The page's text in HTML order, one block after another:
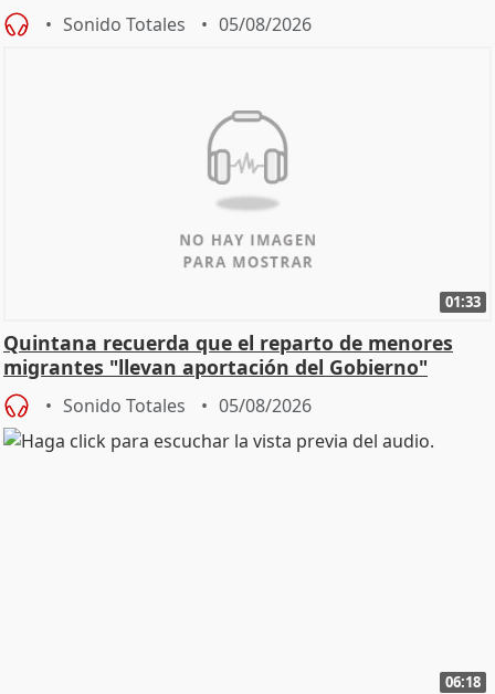
Sonido Totales 05/08/2026
01:33
Quintana recuerda que el reparto de menores
migrantes "llevan aportación del Gobierno"
central
Sonido Totales 05/08/2026
06:18